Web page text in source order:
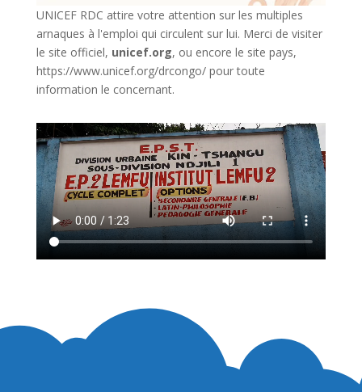
UNICEF RDC attire votre attention sur les multiples
arnaques à l'emploi qui circulent sur lui. Merci de visiter
le site officiel, unicef.org, ou encore le site pays,
https://www.unicef.org/drcongo/pour toute
information le concernant.